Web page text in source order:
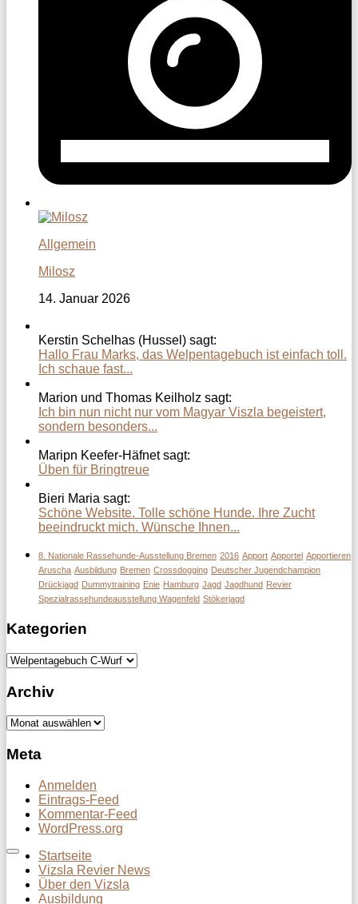
Allgemein
Milosz
14. Januar 2026
Kerstin Schelhas (Hussel) sagt:
Hallo Frau Marks, das Welpentagebuch ist einfach toll.
Ich schaue fast...
Marion und Thomas Keilholz sagt:
Ich bin nun nicht nur vom Magyar Viszla begeistert,
sondern besonders...
Maripn Keefer-Häfnet sagt:
Üben für Bringtreue
Bieri Maria sagt:
Schöne Website. Tolle schöne Hunde. Ihre Zucht
beeindruckt mich. Wünsche Ihnen...
8. Nationale Rassehunde-Ausstellung Bremen 2016 Apport Apportel Apportieren
Aruscha Ausbildung Bremen Crossdogging Deutscher Jugendchampion
Drückjagd Dummytraining Enie Hamburg Jagd Jagdhund Revier
Spezialrassehundeausstellung Wagenfeld Stökerjagd
Kategorien
Kategorien
Archiv
Archiv
Meta
Anmelden
Eintrags-Feed
Kommentar-Feed
WordPress.org
Startseite
Vizsla Revier News
Über den Vizsla
Ausbildung